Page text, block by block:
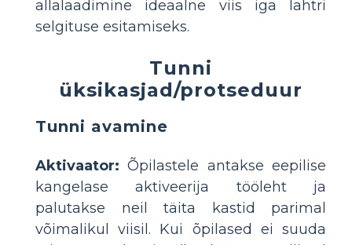
allalaadimine ideaalne viis iga lahtri
selgituse esitamiseks.
Tunni
üksikasjad/protseduur
Tunni avamine
Aktivaator: Õpilastele antakse eepilise
kangelase aktiveerija tööleht ja
palutakse neil täita kastid parimal
võimalikul viisil. Kui õpilased ei suuda